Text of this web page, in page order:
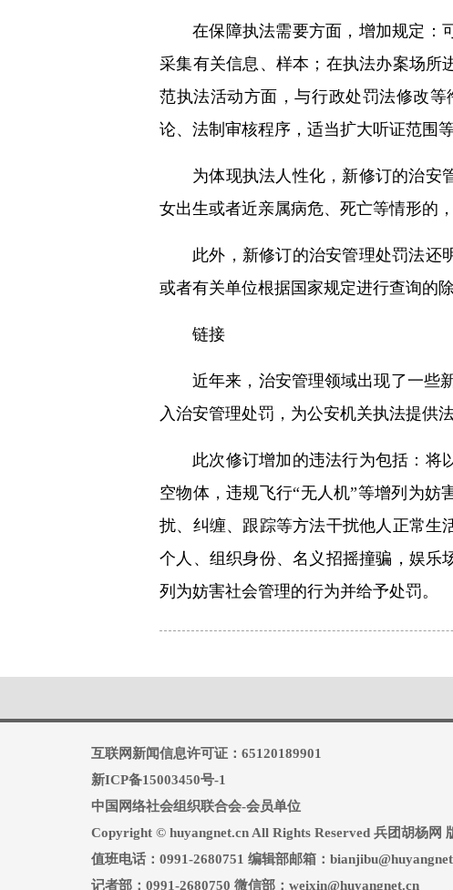
在保障执法需要方面，增加规定：
采集有关信息、样本；在执法办案场所
范执法活动方面，与行政处罚法修改
论、法制审核程序，适当扩大听证范围等
为体现执法人性化，新修订的治安
女出生或者近亲属病危、死亡等情形的
此外，新修订的治安管理处罚法还
或者有关单位根据国家规定进行查询的
链接
近年来，治安管理领域出现了一些
入治安管理处罚，为公安机关执法提供
此次修订增加的违法行为包括：将
空物体，违规飞行“无人机”等增列为
扰、纠缠、跟踪等方法干扰他人正常生
个人、组织身份、名义招摇撞骗，娱乐
列为妨害社会管理的行为并给予处罚。
互联网新闻信息许可证：65120189901
新ICP备15003450号-1
中国网络社会组织联合会-会员单位
Copyright © huyangnet.cn All Rights Reserved 兵团胡杨网
值班电话：0991-2680751 编辑部邮箱：
记者部：0991-2680750 微信部：weixin@huyangnet.cn